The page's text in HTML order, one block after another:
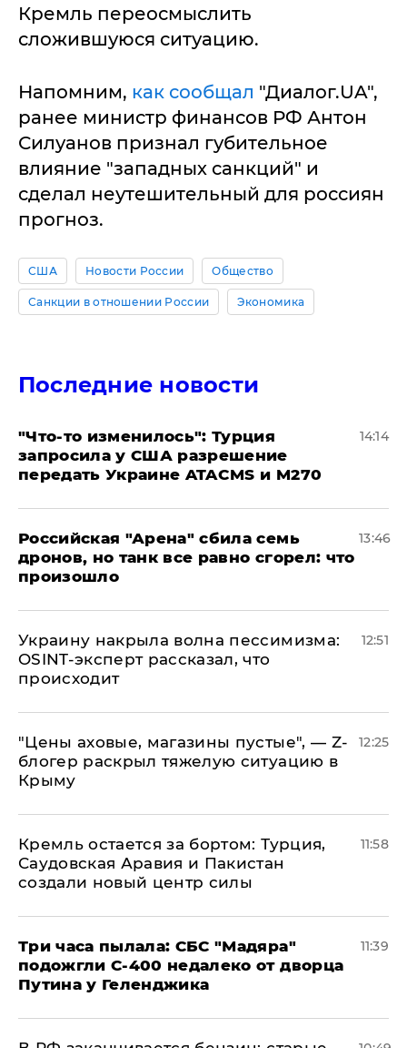
Кремль переосмыслить
сложившуюся ситуацию.
Напомним, как сообщал "Диалог.UA",
ранее министр финансов РФ Антон
Силуанов признал губительное
влияние "западных санкций" и
сделал неутешительный для россиян
прогноз.
США Новости России Общество
Санкции в отношении России Экономика
Последние новости
​"Что-то изменилось": Турция
запросила у США разрешение
передать Украине ATACMS и M270
14:14
​Российская "Арена" сбила семь
дронов, но танк все равно сгорел: что
произошло
13:46
​Украину накрыла волна пессимизма:
OSINT-эксперт рассказал, что
происходит
12:51
​"Цены аховые, магазины пустые", — Z-
блогер раскрыл тяжелую ситуацию в
Крыму
12:25
​Кремль остается за бортом: Турция,
Саудовская Аравия и Пакистан
создали новый центр силы
11:58
Три часа пылала: СБС "Мадяра"
подожгли С-400 недалеко от дворца
Путина у Геленджика
11:39